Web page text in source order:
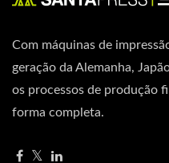
Com máquinas de
geração da Alemanha,
os processos de produção
forma completa.